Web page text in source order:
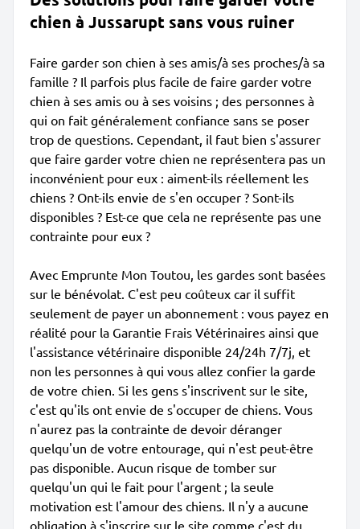
chien à Jussarupt sans vous ruiner
Faire garder son chien à ses amis/à ses proches/à sa
famille ? Il parfois plus facile de faire garder votre
chien à ses amis ou à ses voisins ; des personnes à
qui on fait généralement confiance sans se poser
trop de questions. Cependant, il faut bien s'assurer
que faire garder votre chien ne représentera pas un
inconvénient pour eux : aiment-ils réellement les
chiens ? Ont-ils envie de s'en occuper ? Sont-ils
disponibles ? Est-ce que cela ne représente pas une
contrainte pour eux ?
Avec Emprunte Mon Toutou, les gardes sont basées
sur le bénévolat. C'est peu coûteux car il suffit
seulement de payer un abonnement : vous payez en
réalité pour la Garantie Frais Vétérinaires ainsi que
l'assistance vétérinaire disponible 24/24h 7/7j, et
non les personnes à qui vous allez confier la garde
de votre chien. Si les gens s'inscrivent sur le site,
c'est qu'ils ont envie de s'occuper de chiens. Vous
n'aurez pas la contrainte de devoir déranger
quelqu'un de votre entourage, qui n'est peut-être
pas disponible. Aucun risque de tomber sur
quelqu'un qui le fait pour l'argent ; la seule
motivation est l'amour des chiens. Il n'y a aucune
obligation à s'inscrire sur le site comme c'est du